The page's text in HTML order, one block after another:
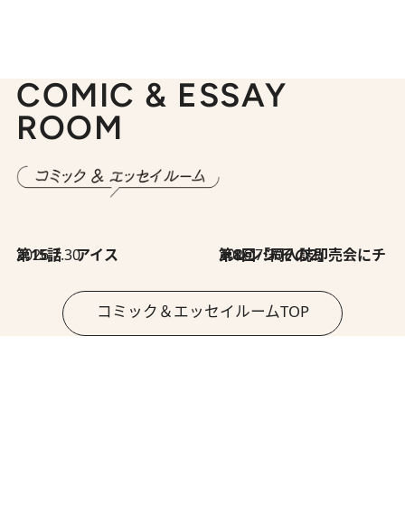
COMIC & ESSAY
ROOM
2026.7.30
第15話 アイス 2026.7.30
第8回「同人誌即売会にチャレンジ その2」
コミック＆エッセイルームTOP